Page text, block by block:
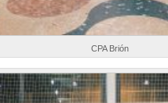
CPA Brión